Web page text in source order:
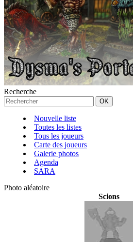
Recherche
Nouvelle liste
Toutes les listes
Tous les joueurs
Carte des joueurs
Galerie photos
Agenda
SARA
Photo aléatoire
Scions